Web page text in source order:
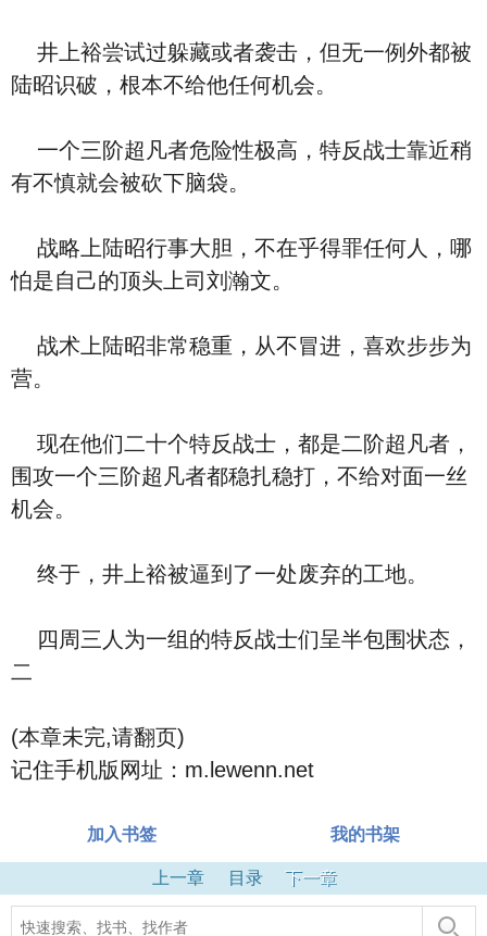
井上裕尝试过躲藏或者袭击，但无一例外都被
陆昭识破，根本不给他任何机会。
一个三阶超凡者危险性极高，特反战士靠近稍
有不慎就会被砍下脑袋。
战略上陆昭行事大胆，不在乎得罪任何人，哪
怕是自己的顶头上司刘瀚文。
战术上陆昭非常稳重，从不冒进，喜欢步步为
营。
现在他们二十个特反战士，都是二阶超凡者，
围攻一个三阶超凡者都稳扎稳打，不给对面一丝
机会。
终于，井上裕被逼到了一处废弃的工地。
四周三人为一组的特反战士们呈半包围状态，
二
(本章未完,请翻页)
记住手机版网址：m.lewenn.net
加入书签 我的书架
上一章 目录 下一章